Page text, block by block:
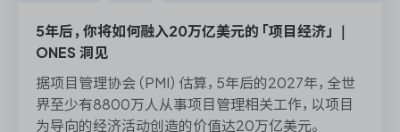
5年后，你将如何融入20万亿美元的「项目经济」｜
ONES 洞见
据项目管理协会（PMI）估算，5年后的2027年，全世
界至少有8800万人从事项目管理相关工作，以项目
为导向的经济活动创造的价值达20万亿美元。